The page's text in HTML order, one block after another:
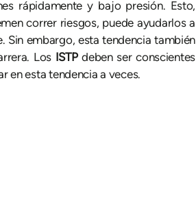
rápidamente y bajo presión. Esto,
correr riesgos, puede ayudarlos a
Sin embargo, esta tendencia también
Los ISTPdeben ser conscientes
en esta tendencia a veces.